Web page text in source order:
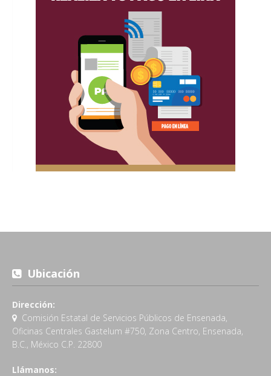
Ubicación
Dirección:
Comisión Estatal de Servicios Públicos de Ensenada,
Oficinas Centrales Gastelum #750, Zona Centro, Ensenada,
B.C., México C.P. 22800
Llámanos: